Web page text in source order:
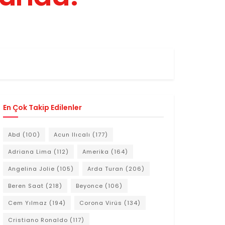
En Çok Takip Edilenler
Abd (100) Acun Ilıcalı (177)
Adriana Lima (112) Amerika (164)
Angelina Jolie (105) Arda Turan (206)
Beren Saat (218) Beyonce (106)
Cem Yılmaz (194) Corona Virüs (134)
Cristiano Ronaldo (117)